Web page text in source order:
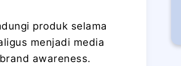
produk selama
menjadi media
awareness.